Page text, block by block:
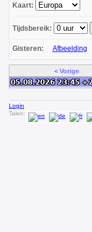
Kaart:
Tijdsbereik:
Gisteren: Afbeelding
< Vorige
Login
Talen: